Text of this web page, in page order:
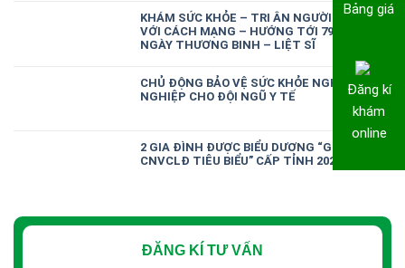
KHÁM SỨC KHỎE – TRI ÂN NGƯỜI CÓ CÔNG
VỚI CÁCH MẠNG – HƯỚNG TỚI 79 NĂM
NGÀY THƯƠNG BINH – LIỆT SĨ
CHỦ ĐỘNG BẢO VỆ SỨC KHỎE NGHỀ
NGHIỆP CHO ĐỘI NGŨ Y TẾ
2 GIA ĐÌNH ĐƯỢC BIỂU DƯƠNG “GIA ĐÌNH
CNVCLĐ TIÊU BIỂU” CẤP TỈNH 2026
ĐĂNG KÍ TƯ VẤN
Bảng giá
Đăng kí
khám
online